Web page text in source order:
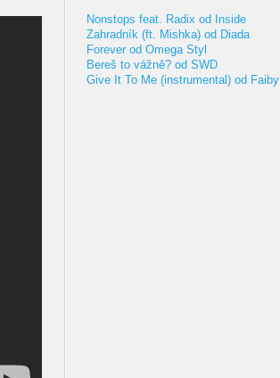
Nonstops feat. Radix od Inside
Zahradník (ft. Mishka) od Diada
Forever od Omega Styl
Bereš to vážně? od SWD
Give It To Me (instrumental) od Faiby